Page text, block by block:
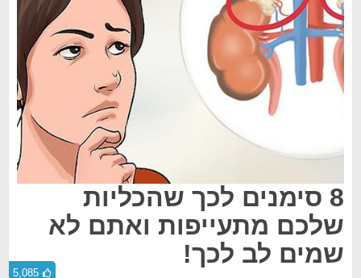
8 סימנים לכך שהכליות
שלכם מתעייפות ואתם לא
שמים לב לכך!
5,085